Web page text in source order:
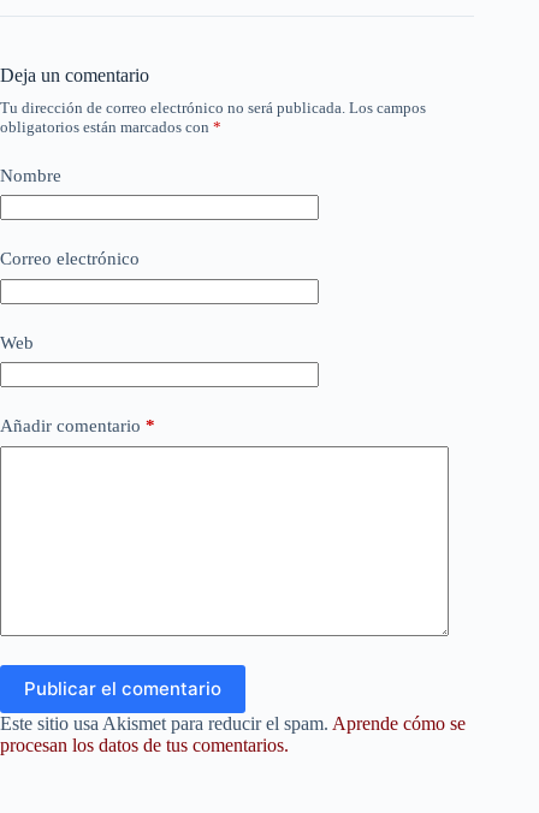
Deja un comentario
Tu dirección de correo electrónico no será publicada. Los campos
obligatorios están marcados con *
Nombre
Correo electrónico
Web
Añadir comentario *
Publicar el comentario
Este sitio usa Akismet para reducir el spam. Aprende cómo se
procesan los datos de tus comentarios.